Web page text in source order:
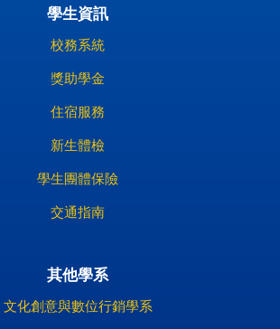
學生資訊
校務系統
獎助學金
住宿服務
新生體檢
學生團體保險
交通指南
其他學系
文化創意與數位行銷學系